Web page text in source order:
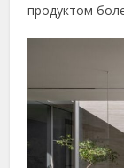
продуктом